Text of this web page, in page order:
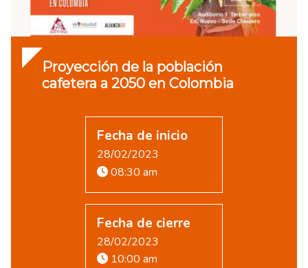
Proyección de la población
cafetera a 2050 en Colombia
Fecha de inicio
28/02/2023
08:30 am
Fecha de cierre
28/02/2023
10:00 am